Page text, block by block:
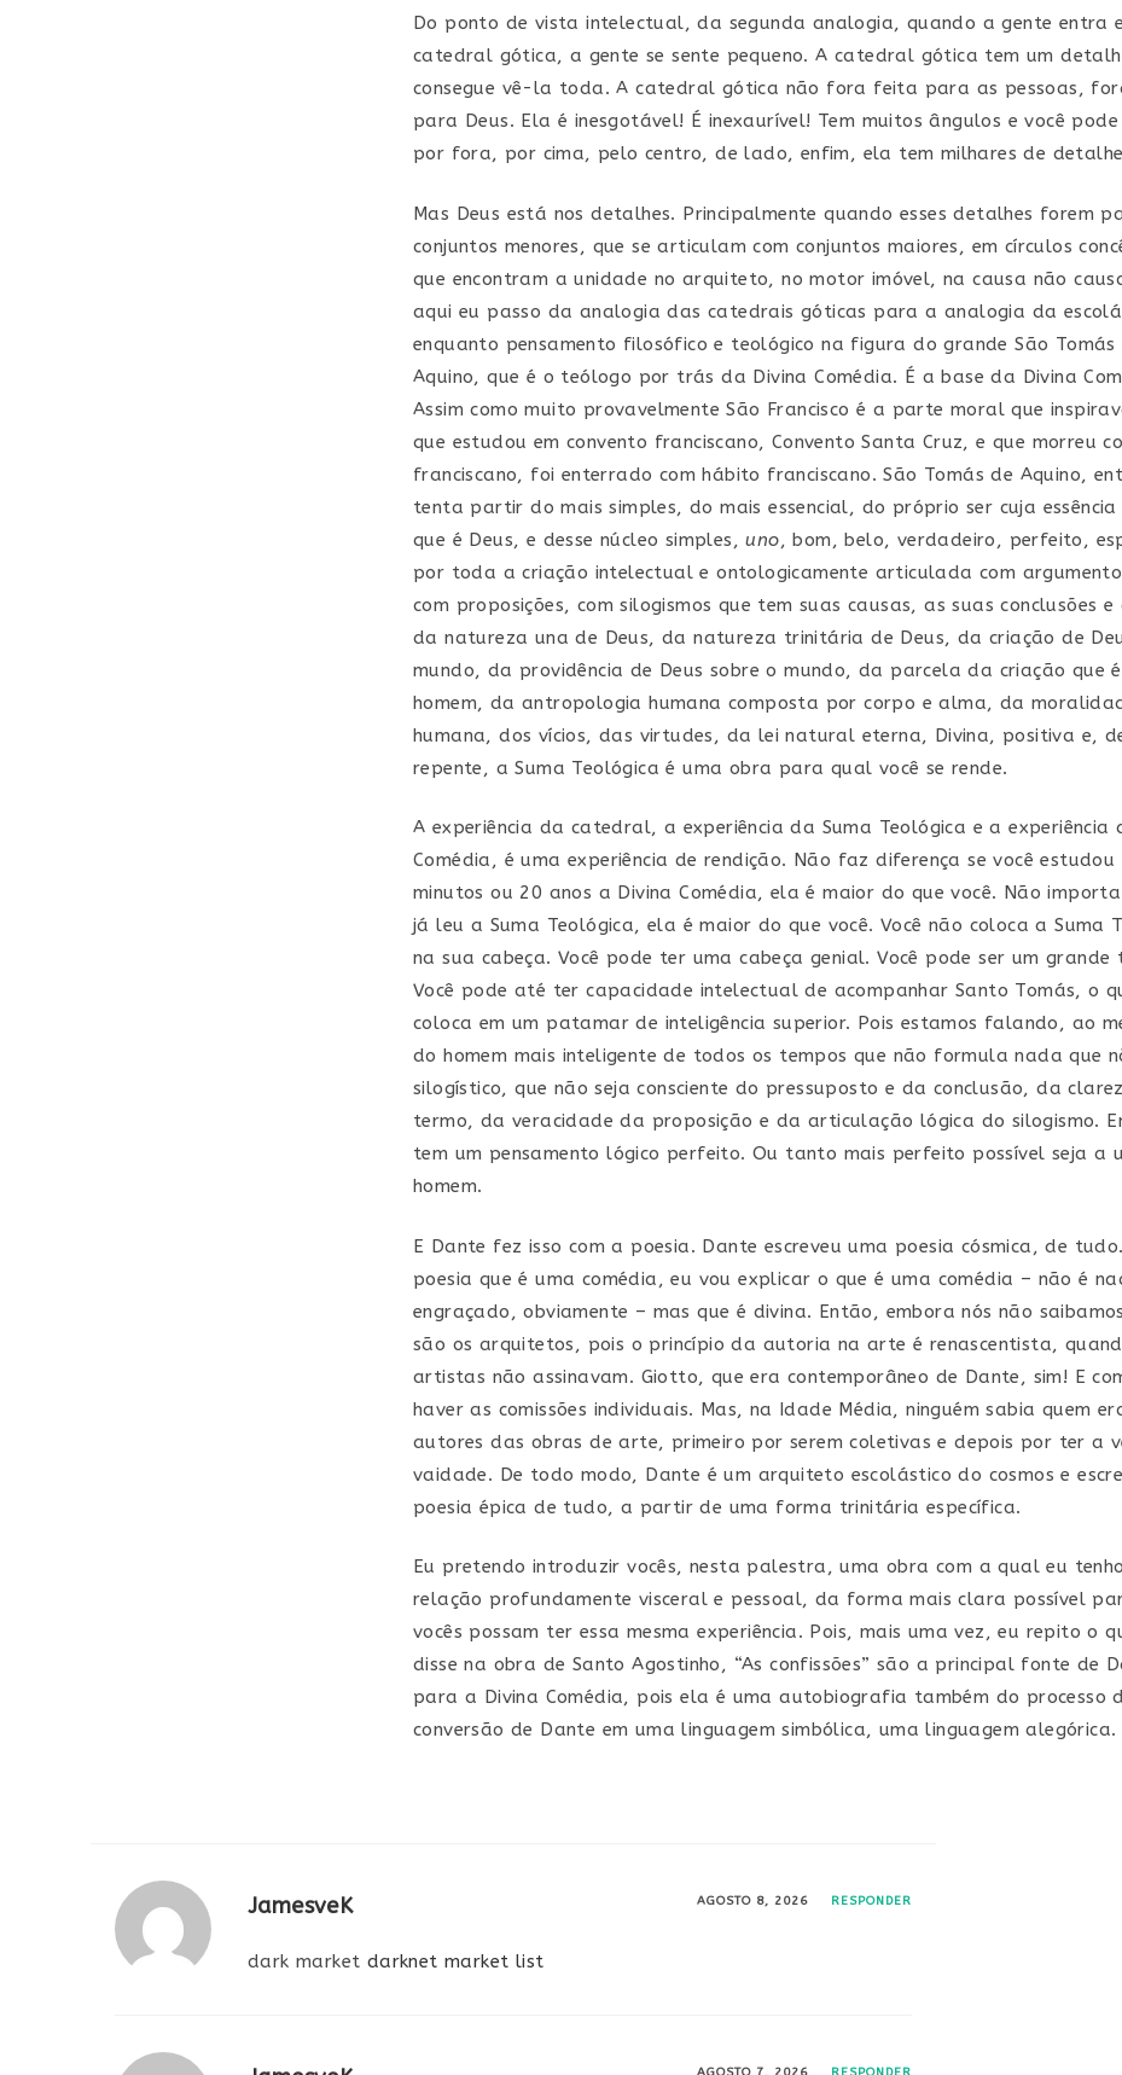
Do ponto de vista intelectual, da segunda analogia, quando a gente entra
catedral gótica, a gente se sente pequeno. A catedral gótica tem um
consegue vê-la toda. A catedral gótica não fora feita para as pessoas,
para Deus. Ela é inesgotável! É inexaurível! Tem muitos ângulos e você
por fora, por cima, pelo centro, de lado, enfim, ela tem milhares de
Mas Deus está nos detalhes. Principalmente quando esses detalhes forem
conjuntos menores, que se articulam com conjuntos maiores, em círculos
que encontram a unidade no arquiteto, no motor imóvel, na causa não
aqui eu passo da analogia das catedrais góticas para a analogia da
enquanto pensamento filosófico e teológico na figura do grande São Tomás
Aquino, que é o teólogo por trás da Divina Comédia. É a base da Divina
Assim como muito provavelmente São Francisco é a parte moral que
que estudou em convento franciscano, Convento Santa Cruz, e que morreu
franciscano, foi enterrado com hábito franciscano. São Tomás de Aquino,
tenta partir do mais simples, do mais essencial, do próprio ser cuja essência
que é Deus, e desse núcleo simples,uno, bom, belo, verdadeiro, perfeito,
por toda a criação intelectual e ontologicamente articulada com
com proposições, com silogismos que tem suas causas, as suas conclusões e
da natureza una de Deus, da natureza trinitária de Deus, da criação de
mundo, da providência de Deus sobre o mundo, da parcela da criação que
homem, da antropologia humana composta por corpo e alma, da
humana, dos vícios, das virtudes, da lei natural eterna, Divina, positiva e,
repente, a Suma Teológica é uma obra para qual você se rende.
A experiência da catedral, a experiência da Suma Teológica e a experiência
Comédia, é uma experiência de rendição. Não faz diferença se você estudou
minutos ou 20 anos a Divina Comédia, ela é maior do que você. Não importa
já leu a Suma Teológica, ela é maior do que você. Você não coloca a Suma
na sua cabeça. Você pode ter uma cabeça genial. Você pode ser um grande
Você pode até ter capacidade intelectual de acompanhar Santo Tomás, o
coloca em um patamar de inteligência superior. Pois estamos falando, ao
do homem mais inteligente de todos os tempos que não formula nada que
silogístico, que não seja consciente do pressuposto e da conclusão, da
termo, da veracidade da proposição e da articulação lógica do silogismo.
tem um pensamento lógico perfeito. Ou tanto mais perfeito possível seja a
homem.
E Dante fez isso com a poesia. Dante escreveu uma poesia cósmica, de
poesia que é uma comédia, eu vou explicar o que é uma comédia – não é
engraçado, obviamente – mas que é divina. Então, embora nós não
são os arquitetos, pois o princípio da autoria na arte é renascentista,
artistas não assinavam. Giotto, que era contemporâneo de Dante, sim! E
haver as comissões individuais. Mas, na Idade Média, ninguém sabia quem
autores das obras de arte, primeiro por serem coletivas e depois por ter a
vaidade. De todo modo, Dante é um arquiteto escolástico do cosmos e
poesia épica de tudo, a partir de uma forma trinitária específica.
Eu pretendo introduzir vocês, nesta palestra, uma obra com a qual eu
relação profundamente visceral e pessoal, da forma mais clara possível
vocês possam ter essa mesma experiência. Pois, mais uma vez, eu repito o
disse na obra de Santo Agostinho, “As confissões” são a principal fonte de
para a Divina Comédia, pois ela é uma autobiografia também do processo
conversão de Dante em uma linguagem simbólica, uma linguagem alegórica.
JamesveK AGOSTO 8, 2026 RESPONDER
dark market darknet market list